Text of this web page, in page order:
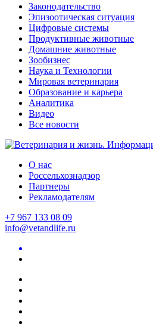
Законодательство
Эпизоотическая ситуация
Цифровые системы
Продуктивные животные
Домашние животные
Зообизнес
Наука и Технологии
Мировая ветеринария
Образование и карьера
Аналитика
Видео
Все новости
О нас
Россельхознадзор
Партнеры
Рекламодателям
+7 967 133 08 09
info@vetandlife.ru